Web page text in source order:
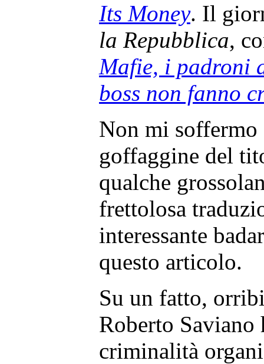
Its Money. Il
la Repubblica,
Mafie, i padroni
boss non fanno
Non mi soffermo
goffaggine del
qualche
frettolosa
interessante
questo articolo.
Su un fatto,
Roberto Saviano
criminalità